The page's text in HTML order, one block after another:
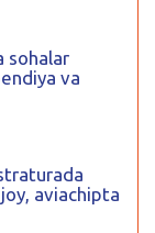
sohalar
va
aviachipta